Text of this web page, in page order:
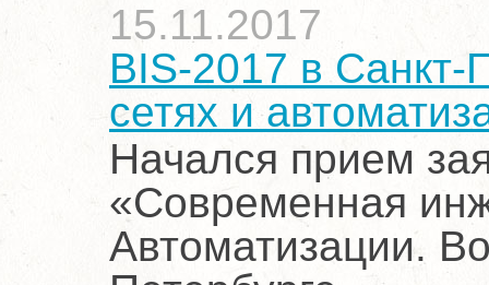
15.11.2017
BIS-2017 в Санкт-
сетях и
Начался прием
«Современная
Автоматизации.